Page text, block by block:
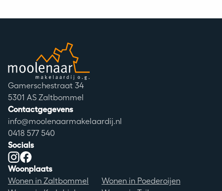
Moolenaar logo
Adres
Gamerschestraat 34
Postcode
5301 AS Zaltbommel
Contactgegevens
info@moolenaarmakelaardij.nl
0418 577 540
Woonplaats
Wonen in Zaltbommel
Wonen in Poederoijen
Socials
Instagram
Facebook